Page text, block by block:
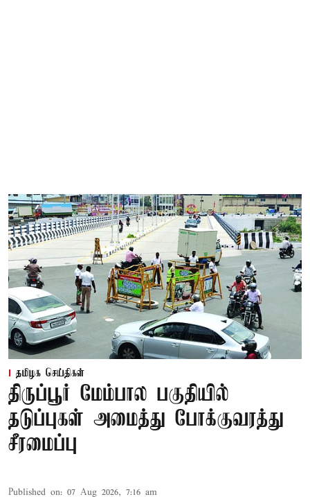
தமிழக செய்திகள்
திருப்பூர் மேம்பால பகுதியில்
தடுப்புகள் அமைத்து போக்குவரத்து
சீரமைப்பு
Published on: 07 Aug 2026, 7:16 am